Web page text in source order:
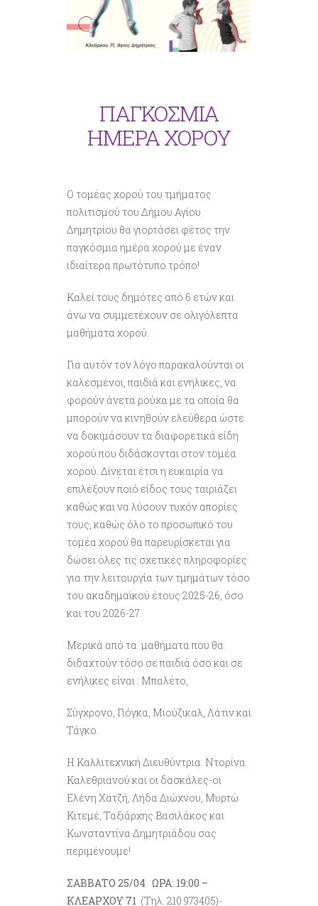
ΠΑΓΚΟΣΜΙΑ
ΗΜΕΡΑ ΧΟΡΟΥ
Ο τομέας χορού του τμήματος
πολιτισμού του Δήμου Αγίου
Δημητρίου θα γιορτάσει φέτος την
παγκόσμια ημέρα χορού με έναν
ιδιαίτερα πρωτότυπο τρόπο!
Καλεί τους δημότες από 6 ετών και
άνω να συμμετέχουν σε ολιγόλεπτα
μαθήματα χορού.
Για αυτόν τον λόγο παρακαλούνται οι
καλεσμένοι, παιδιά και ενήλικες, να
φορούν άνετα ρούχα με τα οποία θα
μπορούν να κινηθούν ελεύθερα ώστε
να δοκιμάσουν τα διαφορετικά είδη
χορού που διδάσκονται στον τομέα
χορού. Δίνεται έτσι η ευκαιρία να
επιλέξουν ποιό είδος τους ταιριάζει
καθώς και να λύσουν τυχόν απορίες
τους, καθώς όλο το προσωπικό του
τομέα χορού θα παρευρίσκεται για
δώσει όλες τις σχετικές πληροφορίες
για την λειτουργία των τμημάτων τόσο
του ακαδημαϊκού έτους 2025-26, όσο
και του 2026-27.
Μερικά από τα μαθήματα που θα
διδαχτούν τόσο σε παιδιά όσο και σε
ενήλικες είναι : Μπαλέτο,
Σύγχρονο, Γιόγκα, Μιούζικαλ, Λάτιν και
Τάγκο.
Η Καλλιτεχνική Διευθύντρια Ντορίνα
Καλεθριανού και οι δασκάλες-οι
Ελένη Χατζή, Λήδα Διώχνου, Μυρτώ
Κιτεμέ, Ταξιάρχης Βασιλάκος και
Κωνσταντίνα Δημητριάδου σας
περιμένουμε!
ΣΑΒΒΑΤΟ 25/04 ΩΡΑ: 19:00 –
ΚΛΕΑΡΧΟΥ 71 (Τηλ. 210 973405)-